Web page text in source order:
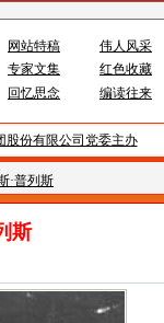
网站特稿 伟人风采
专家文集 红色收藏
回忆思念 编读往来
股份有限公司党委主办
·普列斯
斯